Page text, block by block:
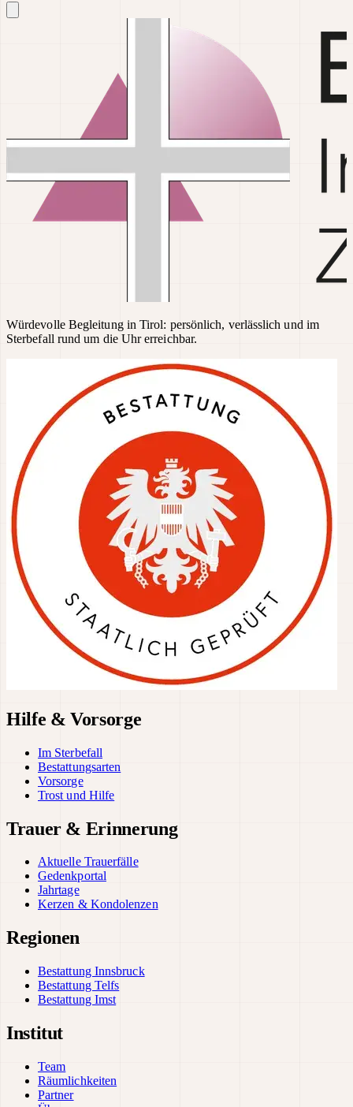
Würdevolle Begleitung in Tirol: persönlich, verlässlich und im
Sterbefall rund um die Uhr erreichbar.
Hilfe & Vorsorge
Im Sterbefall
Bestattungsarten
Vorsorge
Trost und Hilfe
Trauer & Erinnerung
Aktuelle Trauerfälle
Gedenkportal
Jahrtage
Kerzen & Kondolenzen
Regionen
Bestattung Innsbruck
Bestattung Telfs
Bestattung Imst
Institut
Team
Räumlichkeiten
Partner